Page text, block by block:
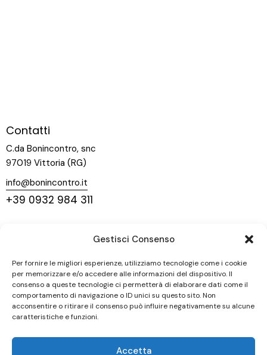
Gestisci Consenso
Per fornire le migliori esperienze, utilizziamo tecnologie come i cookie
per memorizzare e/o accedere alle informazioni del dispositivo. Il
consenso a queste tecnologie ci permetterà di elaborare dati come il
comportamento di navigazione o ID unici su questo sito. Non
acconsentire o ritirare il consenso può influire negativamente su alcune
caratteristiche e funzioni.
Accetta
Contatti
C.da Bonincontro, snc
97019 Vittoria (RG)
info@bonincontro.it
+39 0932 984 311
La nostra storia
Vigneti
Vini
Contatti